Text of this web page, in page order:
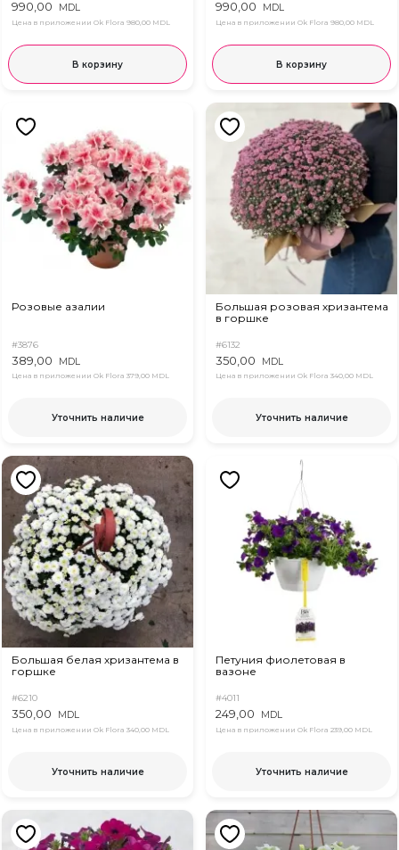
990,00 MDL
Цена в приложении Ok Flora 980,00 MDL
В корзину
990,00 MDL
Цена в приложении Ok Flora 980,00 MDL
В корзину
Розовые азалии
#3876
389,00 MDL
Цена в приложении Ok Flora 379,00 MDL
Уточнить наличие
Большая розовая хризантема
в горшке
#6132
350,00 MDL
Цена в приложении Ok Flora 340,00 MDL
Уточнить наличие
Большая белая хризантема в
горшке
#6210
350,00 MDL
Цена в приложении Ok Flora 340,00 MDL
Уточнить наличие
Петуния фиолетовая в
вазоне
#4011
249,00 MDL
Цена в приложении Ok Flora 239,00 MDL
Уточнить наличие